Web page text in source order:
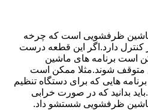
ظرفشویی است که چرخه
کنترل دارد.اگر این قطعه درست
است برنامه های ماشین
شوند.مثلا ممکن است
هایی که برای دستگاه تنظیم
بدانید که در صورت خرابی
ظرفشویی شستشو داد.